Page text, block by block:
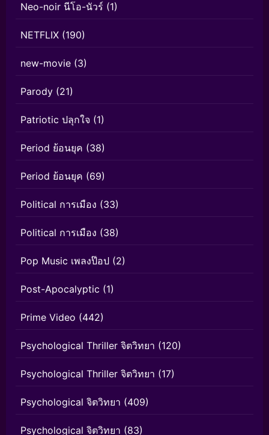
Neo-noir นีโอ-นัวร์ (1)
NETFLIX (190)
new-movie (3)
Parody (21)
Patriotic ปลุกใจ (1)
Period ย้อนยุค (38)
Period ย้อนยุค (69)
Political การเมือง (33)
Political การเมือง (38)
Pop Music เพลงป๊อป (2)
Post-Apocalyptic (1)
Prime Video (442)
Psychological Thriller จิตวิทยา (120)
Psychological Thriller จิตวิทยา (17)
Psychological จิตวิทยา (409)
Psychological จิตวิทยา (83)